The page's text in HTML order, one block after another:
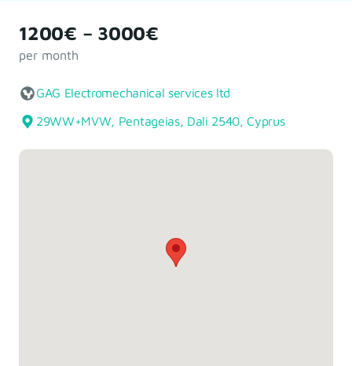
1200€ – 3000€
per month
GAG Electromechanical services ltd
29WW+MVW, Pentageias, Dali 2540, Cyprus